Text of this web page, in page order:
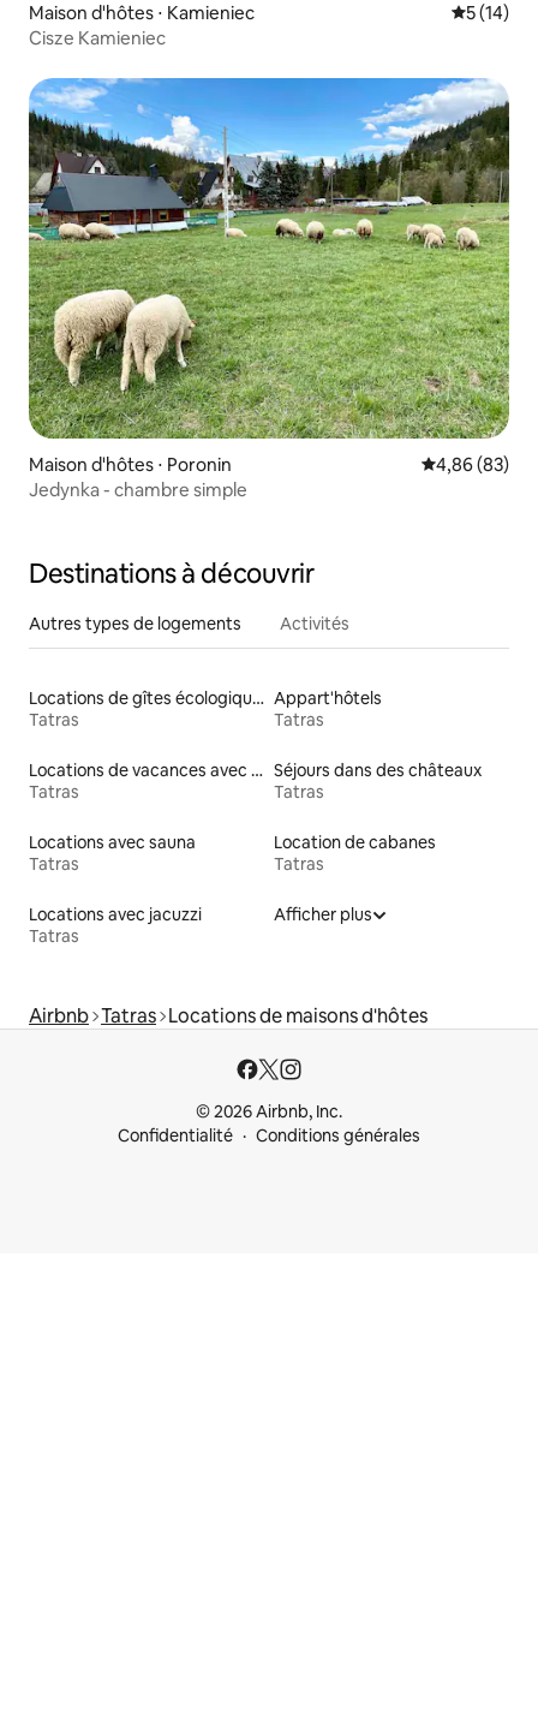
Maison d'hôtes ⋅ Kamieniec
5 (14)
Cisze Kamieniec
Maison d'hôtes ⋅ Poronin Évaluation
4,86 (83)
Jedynka - chambre simple
Destinations à découvrir
Autres types de logements Activités
Locations de gîtes écologiques
Tatras
Appart'hôtels
Tatras
Locations de vacances avec piscine
Tatras
Séjours dans des châteaux
Tatras
Locations avec sauna
Tatras
Location de cabanes
Tatras
Locations avec jacuzzi
Tatras
Afficher plus
Airbnb Tatras Locations de maisons d'hôtes
© 2026 Airbnb, Inc.
Confidentialité
Conditions générales